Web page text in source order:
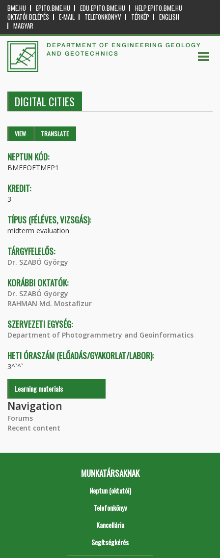
BME.HU EPITO.BME.HU EDU.EPITO.BME.HU
HELP.EPITO.BME.HU
OKTATÓI BELÉPÉS
E-MAIL TELEFONKÖNYV TÉRKÉP
ENGLISH
MAGYAR
DEPARTMENT OF ENGINEERING GEOLOGY
AND GEOTECHNICS
DIGITAL CITIES
Primary tabs
VIEW (ACTIVETRANSLATE
NEPTUN KÓD:
BMEEOFTMEP1
KREDIT:
3
TÍPUS (FÉLÉVES, VIZSGÁS):
midterm evaluation
TÁRGYFELELŐS:
Dr. SZABÓ György
KORÁBBI OKTATÓK:
Dr. SZABÓ György
RAHMAN Md. Mostafizur
SZERVEZETI EGYSÉG:
Department of Photogrammetry and Geoinformatics
HETI ÓRASZÁM (ELŐADÁS/GYAKORLAT/LABOR):
3^`^`
Learning materials
Navigation
Forums
Recent content
MUNKATÁRSAKNAK
Neptun (oktatói)
Telefonkönyv
Kancellária
Segítségkérés